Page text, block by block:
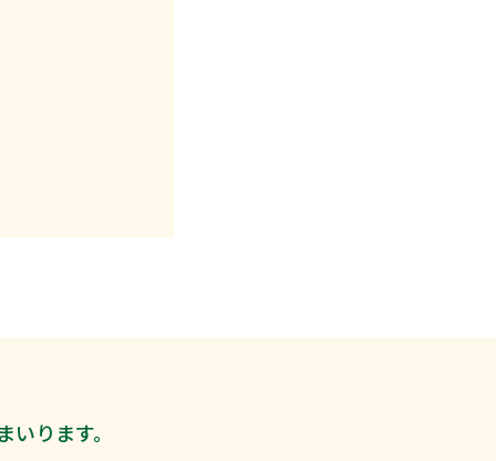
いります。